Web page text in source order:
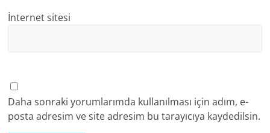
İnternet sitesi
Daha sonraki yorumlarımda kullanılması için adım, e-
posta adresim ve site adresim bu tarayıcıya kaydedilsin.